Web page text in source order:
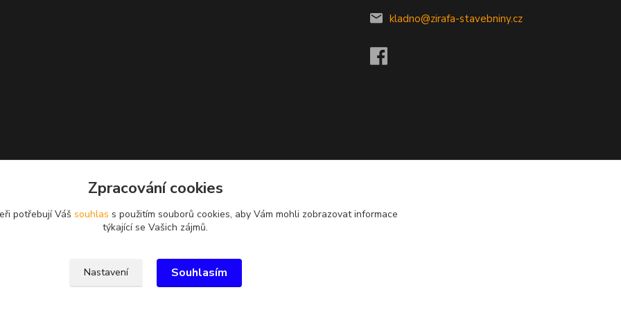
kladno@zirafa-stavebniny.cz
Zpracování cookies
potřebují Váš souhlas s použitím souborů cookies, aby Vám mohli zobrazovat informace
týkající se Vašich zájmů.
Nastavení Souhlasím